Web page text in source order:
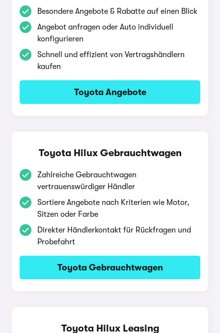
Besondere Angebote & Rabatte auf einen Blick
Angebot anfragen oder Auto individuell
konfigurieren
Schnell und effizient von Vertragshändlern
kaufen
Toyota Angebote
Toyota Hilux Gebrauchtwagen
Zahlreiche Gebrauchtwagen
vertrauenswürdiger Händler
Sortiere Angebote nach Kriterien wie Motor,
Sitzen oder Farbe
Direkter Händlerkontakt für Rückfragen und
Probefahrt
Toyota Gebrauchtwagen
Toyota Hilux Leasing